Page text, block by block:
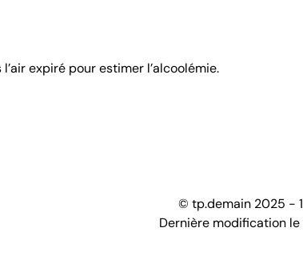
expiré pour estimer l’alcoolémie.
© tp.demain 2025 -
Dernière modification le